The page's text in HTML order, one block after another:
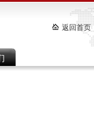
返回首页